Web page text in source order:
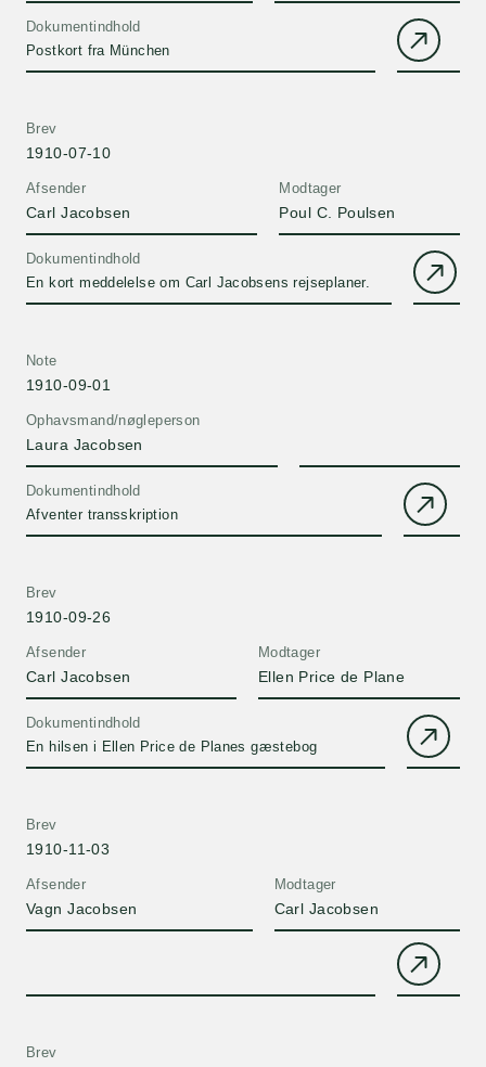
Dokumentindhold
Postkort fra München
Afsender
Carl Jacobsen
Brev
1910-07-10
Modtager
Poul C. Poulsen
Dokumentindhold
En kort meddelelse om Carl Jacobsens rejseplaner.
Ophavsmand/nøgleperson
Laura Jacobsen
Note
1910-09-01
Dokumentindhold
Afventer transskription
Afsender
Carl Jacobsen
Brev
1910-09-26
Modtager
Ellen Price de Plane
Dokumentindhold
En hilsen i Ellen Price de Planes gæstebog
Afsender
Vagn Jacobsen
Brev
1910-11-03
Modtager
Carl Jacobsen
Brev